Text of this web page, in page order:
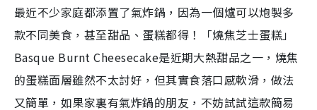
最近不少家庭都添置了氣炸鍋，因為一個爐可以炮製多
款不同美食，甚至甜品、蛋糕都得！「燒焦芝士蛋糕」
Basque Burnt Cheesecake是近期大熱甜品之一，燒焦
的蛋糕面層雖然不太討好，但其實食落口感軟滑，做法
又簡單，如果家裏有氣炸鍋的朋友，不妨試試這款簡易